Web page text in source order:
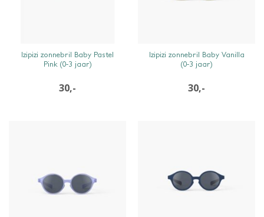
SNEL BEKIJKEN
Izipizi zonnebril Baby Pastel
Pink (0-3 jaar)
30,-
SNEL BEKIJKEN
Izipizi zonnebril Baby Vanilla
(0-3 jaar)
30,-